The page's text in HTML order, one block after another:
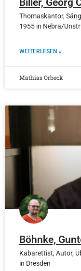
Biller, Georg
Thomaskantor,
1955 in Nebra/
WEITERLESEN »
Mathias Orbeck
Böhnke,
Kabarettist, Autor,
in Dresden